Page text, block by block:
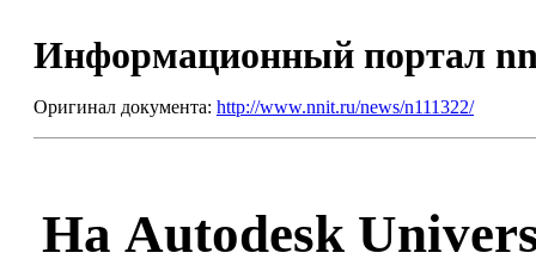
Информационный портал
Оригинал документа: http://www.nnit.ru/news/n111322/
На Autodesk